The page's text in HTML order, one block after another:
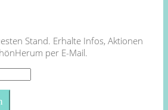
Stand. Erhalte Infos, Aktionen
per E-Mail.